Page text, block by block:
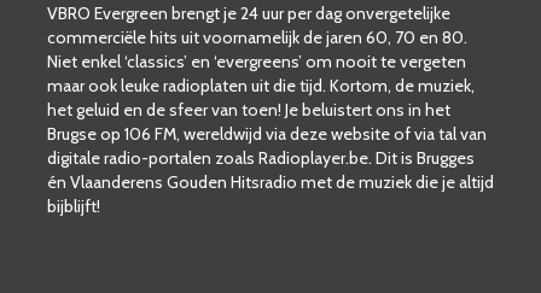
VBRO Evergreen brengt je 24 uur per dag onvergetelijke
commerciële hits uit voornamelijk de jaren 60, 70 en 80.
Niet enkel ‘classics’ en ‘evergreens’ om nooit te vergeten
maar ook leuke radioplaten uit die tijd. Kortom, de muziek,
het geluid en de sfeer van toen! Je beluistert ons in het
Brugse op 106 FM, wereldwijd via deze website of via tal van
digitale radio-portalen zoals Radioplayer.be. Dit is Brugges
én Vlaanderens Gouden Hitsradio met de muziek die je altijd
bijblijft!